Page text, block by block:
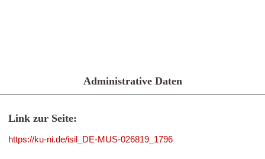
Administrative Daten
Link zur Seite:
https://ku-ni.de/isil_DE-MUS-026819_1796